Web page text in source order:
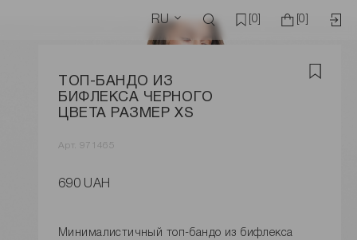
RU [0] [0]
ТОП-БАНДО ИЗ
БИФЛЕКСА ЧЕРНОГО
ЦВЕТА РАЗМЕР XS
Арт. 971465
690 UAH
Минималистичный топ-бандо из бифлекса